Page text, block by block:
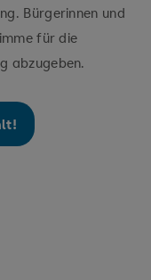
Bürgerinnen und
für die
abzugeben.